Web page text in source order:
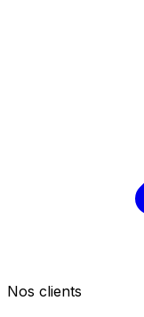
Nos clients